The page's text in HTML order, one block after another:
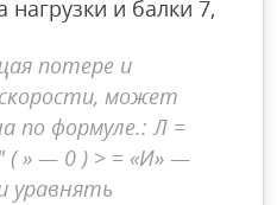
и балки 7,
потере и
может
по формуле.: Л =
( » — 0 ) > = «И» —
уравнять